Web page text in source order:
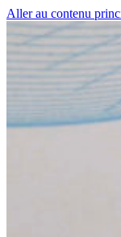
Aller au contenu